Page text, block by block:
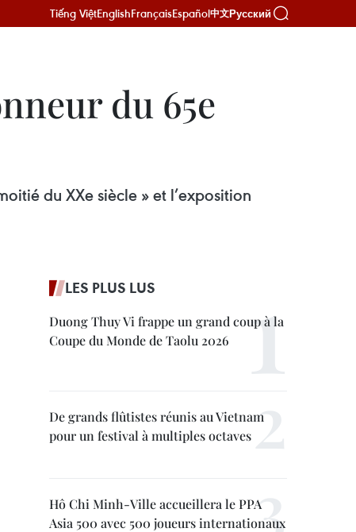
Tiếng ViệtEnglishFrançaisEspañol中文Русский
du 65e
du XXe siècle » et l’exposition
LES PLUS LUS
Duong Thuy Vi frappe un grand coup à la
Coupe du Monde de Taolu 2026
De grands flûtistes réunis au Vietnam
pour un festival à multiples octaves
Hô Chi Minh-Ville accueillera le PPA
Asia 500 avec 500 joueurs internationaux